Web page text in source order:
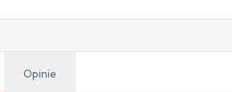
Opinie